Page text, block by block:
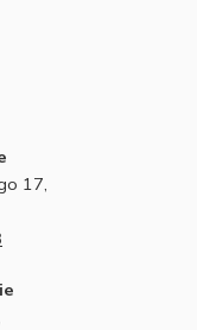
17,